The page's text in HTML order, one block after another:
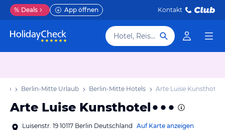
% Deals App öffnen Kontakt
Hotel, Reiseziel
Berlin-Mitte Urlaub Berlin-Mitte Hotels Arte Luise Kunsthotel
Arte Luise Kunsthotel
Luisenstr. 19 10117 Berlin Deutschland Auf Karte anzeigen